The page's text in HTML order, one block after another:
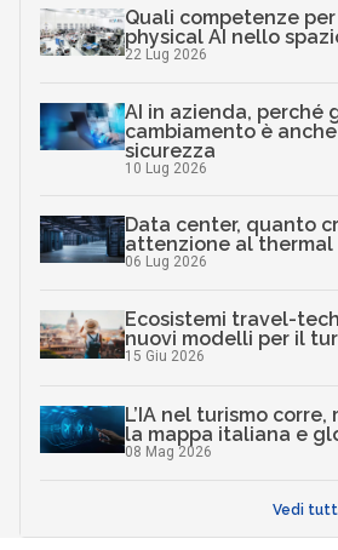
Quali competenze
physical AI nello
22 Lug 2026
AI in azienda, perché
cambiamento è
sicurezza
10 Lug 2026
Data center, quanto
attenzione al thermal
06 Lug 2026
Ecosistemi travel-
nuovi modelli per il
15 Giu 2026
L’IA nel turismo
la mappa italiana e
08 Mag 2026
Vedi